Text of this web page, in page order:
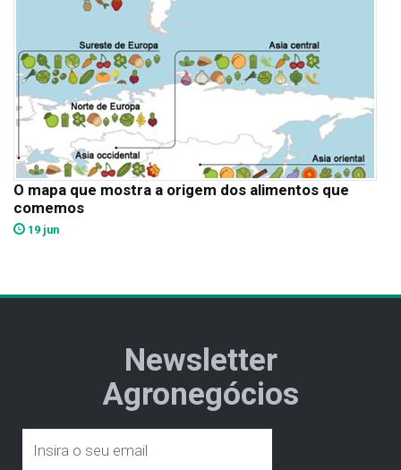
O mapa que mostra a origem dos alimentos que
comemos
19 jun
Newsletter
Agronegócios